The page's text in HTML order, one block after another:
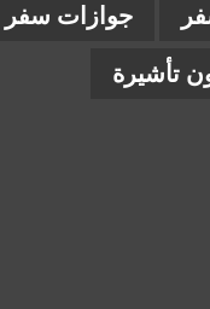
جوازات سفر
تأشيرة